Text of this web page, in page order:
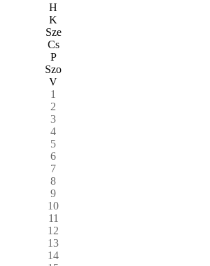
H
K
Sze
Cs
P
Szo
V
1
2
3
4
5
6
7
8
9
10
11
12
13
14